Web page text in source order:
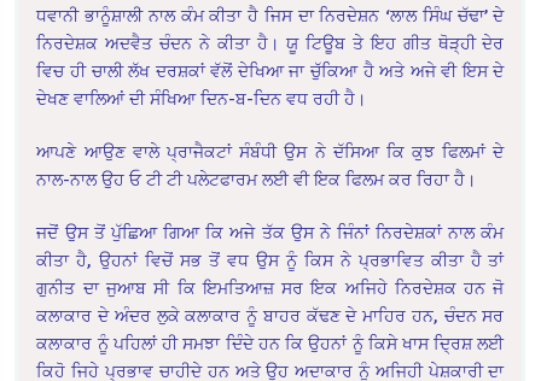
ਧਵਾਨੀ ਭਾਨੂੰਸ਼ਾਲੀ ਨਾਲ ਕੰਮ ਕੀਤਾ ਹੈ ਜਿਸ ਦਾ ਨਿਰਦੇਸ਼ਨ ‘ਲਾਲ ਸਿੰਘ ਚੱਢਾ’ ਦੇ
ਨਿਰਦੇਸ਼ਕ ਅਦਵੈਤ ਚੰਦਨ ਨੇ ਕੀਤਾ ਹੈ। ਯੂ ਟਿਊਬ ਤੇ ਇਹ ਗੀਤ ਥੋੜ੍ਹੀ ਦੇਰ
ਵਿਚ ਹੀ ਚਾਲੀ ਲੱਖ ਦਰਸ਼ਕਾਂ ਵੱਲੋਂ ਦੇਖਿਆ ਜਾ ਚੁੱਕਿਆ ਹੈ ਅਤੇ ਅਜੇ ਵੀ ਇਸ ਦੇ
ਦੇਖਣ ਵਾਲਿਆਂ ਦੀ ਸੰਖਿਆ ਦਿਨ-ਬ-ਦਿਨ ਵਧ ਰਹੀ ਹੈ।
ਆਪਣੇ ਆਉਣ ਵਾਲੇ ਪ੍ਰਾਜੈਕਟਾਂ ਸੰਬੰਧੀ ਉਸ ਨੇ ਦੱਸਿਆ ਕਿ ਕੁਝ ਫਿਲਮਾਂ ਦੇ
ਨਾਲ-ਨਾਲ ਉਹ ਓ ਟੀ ਟੀ ਪਲੇਟਫਾਰਮ ਲਈ ਵੀ ਇਕ ਫਿਲਮ ਕਰ ਰਿਹਾ ਹੈ।
ਜਦੋਂ ਉਸ ਤੋਂ ਪੁੱਛਿਆ ਗਿਆ ਕਿ ਅਜੇ ਤੱਕ ਉਸ ਨੇ ਜਿੰਨਾਂ ਨਿਰਦੇਸ਼ਕਾਂ ਨਾਲ ਕੰਮ
ਕੀਤਾ ਹੈ, ਉਹਨਾਂ ਵਿਚੋਂ ਸਭ ਤੋਂ ਵਧ ਉਸ ਨੂੰ ਕਿਸ ਨੇ ਪ੍ਰਭਾਵਿਤ ਕੀਤਾ ਹੈ ਤਾਂ
ਗੁਨੀਤ ਦਾ ਜੁਆਬ ਸੀ ਕਿ ਇਮਤਿਆਜ਼ ਸਰ ਇਕ ਅਜਿਹੇ ਨਿਰਦੇਸ਼ਕ ਹਨ ਜੋ
ਕਲਾਕਾਰ ਦੇ ਅੰਦਰ ਲੁਕੇ ਕਲਾਕਾਰ ਨੂੰ ਬਾਹਰ ਕੱਢਣ ਦੇ ਮਾਹਿਰ ਹਨ, ਚੰਦਨ ਸਰ
ਕਲਾਕਾਰ ਨੂੰ ਪਹਿਲਾਂ ਹੀ ਸਮਝਾ ਦਿੰਦੇ ਹਨ ਕਿ ਉਹਨਾਂ ਨੂੰ ਕਿਸੇ ਖਾਸ ਦ੍ਰਿਸ਼ ਲਈ
ਕਿਹੋ ਜਿਹੇ ਪ੍ਰਭਾਵ ਚਾਹੀਦੇ ਹਨ ਅਤੇ ਉਹ ਅਦਾਕਾਰ ਨੂੰ ਅਜਿਹੀ ਪੇਸ਼ਕਾਰੀ ਦਾ